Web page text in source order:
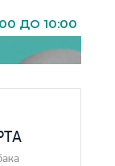
ДО 10:00